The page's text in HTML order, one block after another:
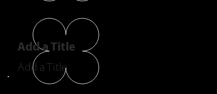
Add a Title
Add a Title